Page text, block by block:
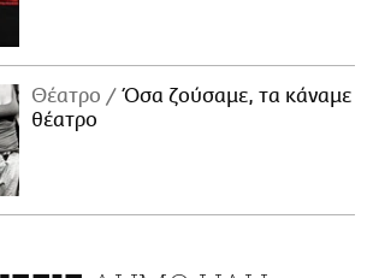
Θέατρο
Όσα ζούσαμε, τα κάναμε
θέατρο